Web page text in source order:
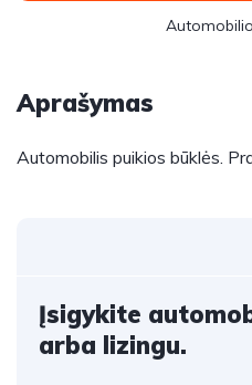
Aprašymas
Automobilis puikios būklės.
Įsigykite
arba lizingu.